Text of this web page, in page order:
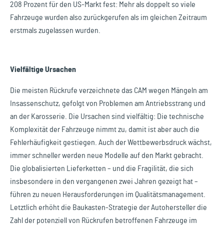
208 Prozent für den US-Markt fest: Mehr als doppelt so viele
Fahrzeuge wurden also zurückgerufen als im gleichen Zeitraum
erstmals zugelassen wurden.
Vielfältige Ursachen
Die meisten Rückrufe verzeichnete das CAM wegen Mängeln am
Insassenschutz, gefolgt von Problemen am Antriebsstrang und
an der Karosserie. Die Ursachen sind vielfältig: Die technische
Komplexität der Fahrzeuge nimmt zu, damit ist aber auch die
Fehlerhäufigkeit gestiegen. Auch der Wettbewerbsdruck wächst,
immer schneller werden neue Modelle auf den Markt gebracht.
Die globalisierten Lieferketten – und die Fragilität, die sich
insbesondere in den vergangenen zwei Jahren gezeigt hat –
führen zu neuen Herausforderungen im Qualitätsmanagement.
Letztlich erhöht die Baukasten-Strategie der Autohersteller die
Zahl der potenziell von Rückrufen betroffenen Fahrzeuge im